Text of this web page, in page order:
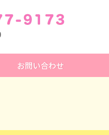
お問い合わせ